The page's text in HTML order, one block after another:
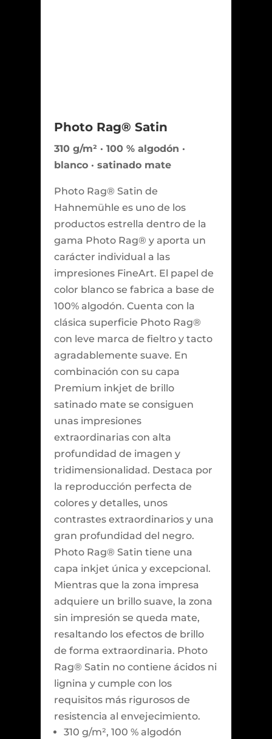
Photo Rag® Satin
310 g/m² · 100 % algodón ·
blanco · satinado mate
Photo Rag® Satin de
Hahnemühle es uno de los
productos estrella dentro de la
gama Photo Rag® y aporta un
carácter individual a las
impresiones FineArt. El papel de
color blanco se fabrica a base de
100% algodón. Cuenta con la
clásica superficie Photo Rag®
con leve marca de fieltro y tacto
agradablemente suave. En
combinación con su capa
Premium inkjet de brillo
satinado mate se consiguen
unas impresiones
extraordinarias con alta
profundidad de imagen y
tridimensionalidad. Destaca por
la reproducción perfecta de
colores y detalles, unos
contrastes extraordinarios y una
gran profundidad del negro.
Photo Rag® Satin tiene una
capa inkjet única y excepcional.
Mientras que la zona impresa
adquiere un brillo suave, la zona
sin impresión se queda mate,
resaltando los efectos de brillo
de forma extraordinaria. Photo
Rag® Satin no contiene ácidos ni
lignina y cumple con los
requisitos más rigurosos de
resistencia al envejecimiento.
310 g/m², 100 % algodón